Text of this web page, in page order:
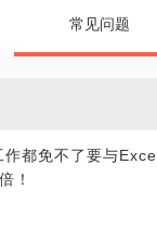
常见问题
都免不了要与Exce
！